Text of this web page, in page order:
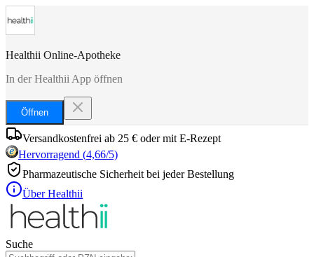
Healthii Online-Apotheke
In der Healthii App öffnen
Öffnen
Versandkostenfrei ab 25 € oder mit E-Rezept
Hervorragend (4,66/5)
Pharmazeutische Sicherheit bei jeder Bestellung
Über Healthii
Suche